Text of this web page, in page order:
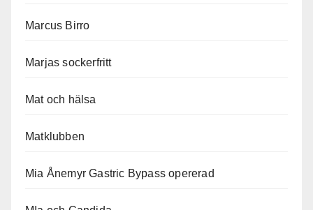
Marcus Birro
Marjas sockerfritt
Mat och hälsa
Matklubben
Mia Ånemyr Gastric Bypass opererad